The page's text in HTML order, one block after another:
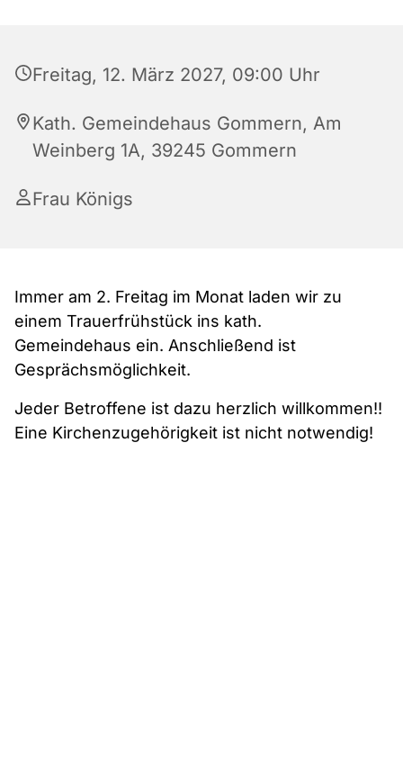
Freitag, 12. März 2027, 09:00 Uhr
Kath. Gemeindehaus Gommern, Am
Weinberg 1A, 39245 Gommern
Frau Königs
Immer am 2. Freitag im Monat laden wir zu
einem Trauerfrühstück ins kath.
Gemeindehaus ein. Anschließend ist
Gesprächsmöglichkeit.
Jeder Betroffene ist dazu herzlich willkommen!!
Eine Kirchenzugehörigkeit ist nicht notwendig!